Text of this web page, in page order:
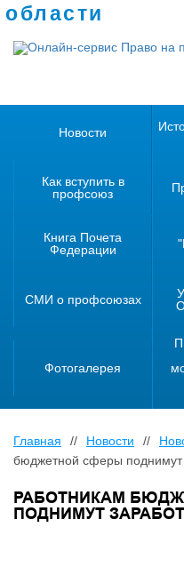
области
Новости
Как вступить в
профсоюз
Книга Почета
Федерации
СМИ о профсоюзах
Фотогалерея
Главная // Новости //
бюджетной сферы поднимут
РАБОТНИКАМ
ПОДНИМУТ